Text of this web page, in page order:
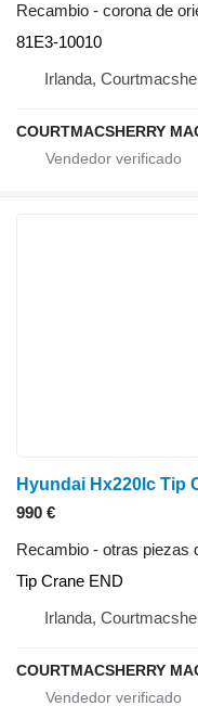
Recambio - corona de
81E3-10010
Irlanda,
COURTMACSHERRY
990 €
Recambio - otras piezas
Tip Crane END
Irlanda,
COURTMACSHERRY